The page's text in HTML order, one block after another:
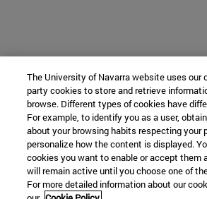
The University of Navarra website uses our
party cookies to store and retrieve
browse. Different types of cookies have
For example, to identify you as a user,
about your browsing habits respecting your
personalize how the content is displayed.
cookies you want to enable or accept them
will remain active until you choose one of
For more detailed information about our